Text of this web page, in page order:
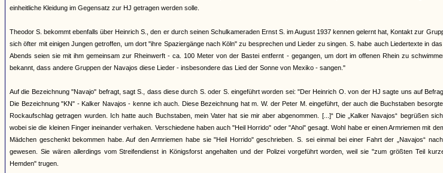
einheitliche Kleidung im Gegensatz zur HJ getragen werden solle.
Theodor S. bekommt ebenfalls über Heinrich S., den er durch seinen Schulkameraden Ernst S. im August 1937 kennen gelernt hat, Kontakt zur
sich öfter mit einigen Jungen getroffen, um dort "ihre Spaziergänge nach Köln" zu besprechen und Lieder zu singen. S. habe auch Liedertexte in
Abends seien sie mit ihm gemeinsam zur Rheinwerft - ca. 100 Meter von der Bastei entfernt - gegangen, um dort im offenen Rhein zu
bekannt, dass andere Gruppen der Navajos diese Lieder - insbesondere das Lied der Sonne von Mexiko - sangen."
Auf die Bezeichnung "Navajo" befragt, sagt S., dass diese durch S. oder S. eingeführt worden sei: "Der Heinrich O. von der HJ sagte uns auf
Die Bezeichnung "KN" - Kalker Navajos - kenne ich auch. Diese Bezeichnung hat m. W. der Peter M. eingeführt, der auch die Buchstaben
Rockaufschlag getragen wurden. Ich hatte auch Buchstaben, mein Vater hat sie mir aber abgenommen. [...]“ Die „Kalker Navajos“ begrüßen
wobei sie die kleinen Finger ineinander verhaken. Verschiedene haben auch "Heil Horrido" oder "Ahoi" gesagt. Wohl habe er einen Armriemen mit
Mädchen geschenkt bekommen habe. Auf den Armriemen habe sie "Heil Horrido" geschrieben. S. sei einmal bei einer Fahrt der „Navajos“
gewesen. Sie wären allerdings vom Streifendienst in Königsforst angehalten und der Polizei vorgeführt worden, weil sie "zum größten Teil
Hemden" trugen.